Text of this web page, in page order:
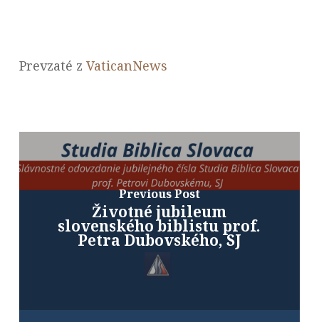
Prevzaté z VaticanNews
Previous Post
Životné jubileum
slovenského biblistu prof.
Petra Dubovského, SJ